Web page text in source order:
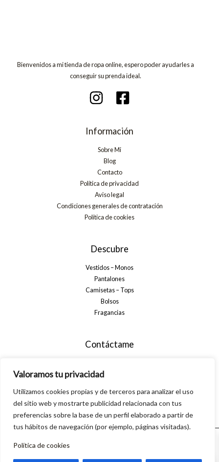
Valoramos tu privacidad
Utilizamos cookies propias y de terceros para analizar el uso
del sitio web y mostrarte publicidad relacionada con tus
preferencias sobre la base de un perfil elaborado a partir de
tus hábitos de navegación (por ejemplo, páginas visitadas).
Política de cookies
Bienvenidos a mi tienda de ropa online, espero poder ayudarles a
conseguir su prenda ideal.
Información
Sobre Mi
Blog
Contacto
Política de privacidad
Aviso legal
Condiciones generales de contratación
Política de cookies
Descubre
Vestidos – Monos
Pantalones
Camisetas – Tops
Bolsos
Fragancias
Contáctame
info@alsanamoda.com
C. Algarrobo, 40, 29560 Pizarra, Málaga
© 2026 Alsanamoda. Powered by Linkasoft